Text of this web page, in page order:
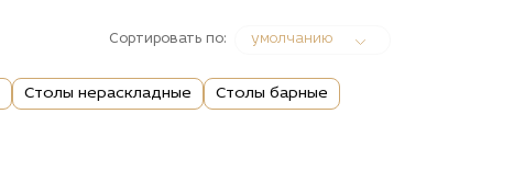
Сортировать по: умолчанию
Столы нераскладные Столы барные